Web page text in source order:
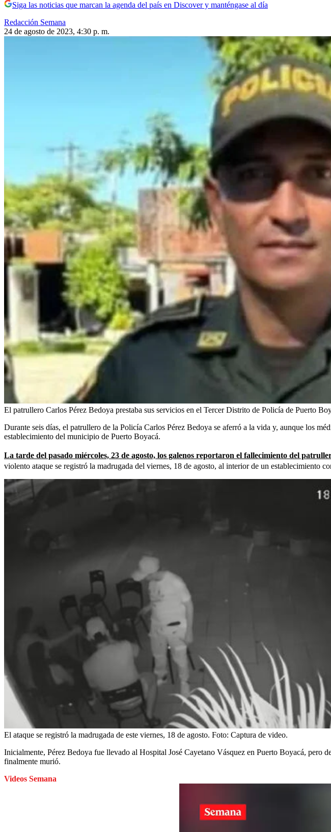
Siga las noticias que marcan la agenda del país en Discover y manténgase al día
Redacción Semana
24 de agosto de 2023, 4:30 p. m.
El patrullero Carlos Pérez Bedoya prestaba sus servicios en el Tercer Distrito de Policía de Puerto
Durante seis días, el patrullero de la Policía Carlos Pérez Bedoya se aferró a la vida y, aunque los
establecimiento del municipio de Puerto Boyacá.
La tarde del pasado miércoles, 23 de agosto, los galenos reportaron el fallecimiento del
violento ataque se registró la madrugada del viernes, 18 de agosto, al interior de un establecimiento
El ataque se registró la madrugada de este viernes, 18 de agosto. Foto: Captura de video.
Inicialmente, Pérez Bedoya fue llevado al Hospital José Cayetano Vásquez en Puerto Boyacá,
finalmente murió.
Videos Semana